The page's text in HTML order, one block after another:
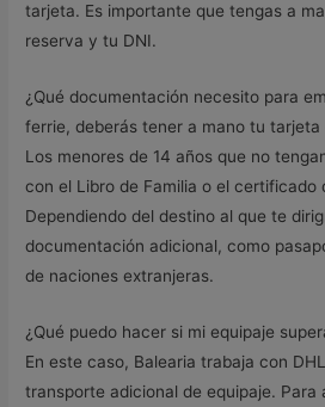
tarjeta. Es importante que tengas a
reserva y tu DNI.
¿Qué documentación necesito para
ferrie, deberás tener a mano tu tarjeta
Los menores de 14 años que no
con el Libro de Familia o el certificado
Dependiendo del destino al que te
documentación adicional, como
de naciones extranjeras.
¿Qué puedo hacer si mi equipaje
En este caso, Balearia trabaja con
transporte adicional de equipaje. Para